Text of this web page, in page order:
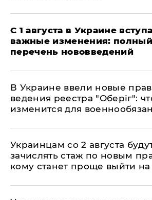
С 1 августа в Украине
важные изменения: полный
перечень нововведений
В Украине ввели новые
ведения реестра "Оберіг":
изменится для
Украинцам со 2 августа
зачислять стаж по новым
кому станет проще выйти